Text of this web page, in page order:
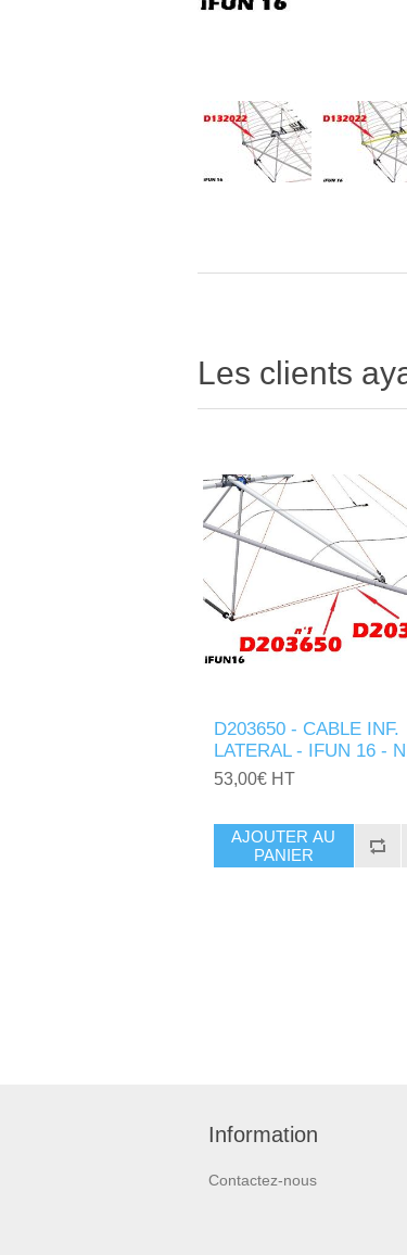
Les clients
D203650 - CABLE INF.
LATERAL - IFUN 16 -
53,00€ HT
AJOUTER AU
PANIER
Information
Contactez-nous